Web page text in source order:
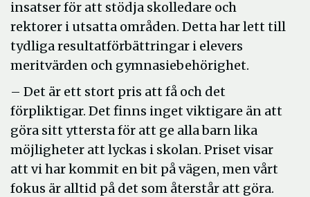
insatser för att stödja skolledare och
rektorer i utsatta områden. Detta har lett till
tydliga resultatförbättringar i elevers
meritvärden och gymnasiebehörighet.
– Det är ett stort pris att få och det
förpliktigar. Det finns inget viktigare än att
göra sitt yttersta för att ge alla barn lika
möjligheter att lyckas i skolan. Priset visar
att vi har kommit en bit på vägen, men vårt
fokus är alltid på det som återstår att göra.